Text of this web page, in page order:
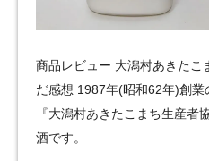
商品レビュー 大潟村あきたこ
だ感想 1987年(昭和62年)創業
『大潟村あきたこまち生産者
酒です。